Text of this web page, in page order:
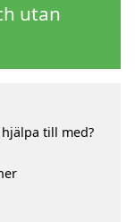
utan
till med?